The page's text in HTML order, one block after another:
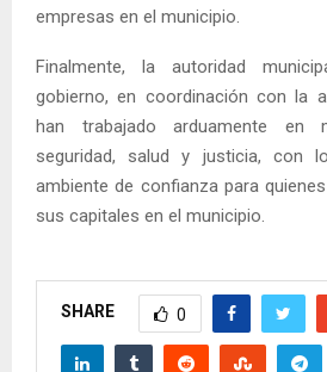
empresas en el municipio.
Finalmente, la autoridad
gobierno, en coordinación con la
han trabajado arduamente en
seguridad, salud y justicia, con
ambiente de confianza para
sus capitales en el municipio.
SHARE 0